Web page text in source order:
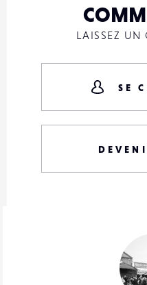
LAISSEZ UN
SE